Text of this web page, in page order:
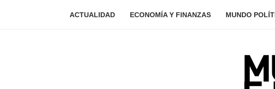
ACTUALIDAD ECONOMÍA Y FINANZAS MUNDO